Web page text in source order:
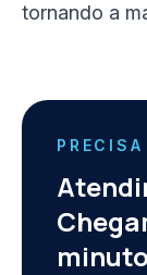
tornando a